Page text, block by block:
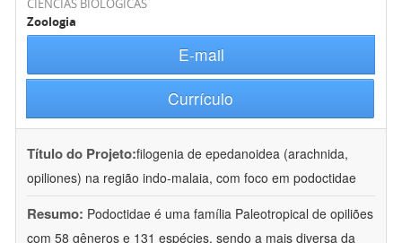
CIÊNCIAS BIOLÓGICAS
Zoologia
E-mail
Currículo
Título do Projeto:filogenia de epedanoidea (arachnida,
opiliones) na região indo-malaia, com foco em podoctidae
Resumo: Podoctidae é uma família Paleotropical de opiliões
com 58 gêneros e 131 espécies, sendo a mais diversa da